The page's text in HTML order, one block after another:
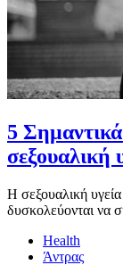
5
σεξουαλική
Η σεξουαλική
δυσκολεύονται να
Health
Άντρας